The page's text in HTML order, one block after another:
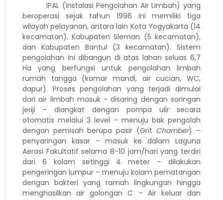
IPAL (Instalasi Pengolahan Air Limbah) yang
beroperasi sejak tahun 1996 ini memiliki tiga
wilayah pelayanan, antara lain Kota Yogyakarta (14
kecamatan), Kabupaten Sleman (5 kecamatan),
dan Kabupaten Bantul (3 kecamatan). Sistem
pengolahan ini dibangun di atas lahan seluas 6,7
Ha yang berfungsi untuk pengolahan limbah
rumah tangga (kamar mandi, air cucian, WC,
dapur). Proses pengolahan yang terjadi dimulai
dari air limbah masuk - disaring dengan saringan
jeriji - diangkat dengan pompa ulir secara
otomatis melalui 3 level - menuju bak pengolah
dengan pemisah berupa pasir (Grit Chamber) –
penyaringan kasar – masuk ke dalam Laguna
Aerasi Fakultatif selama 8-10 jam/hari yang terdiri
dari 6 kolam setinggi 4 meter – dilakukan
pengeringan lumpur – menuju kolam pematangan
dengan bakteri yang ramah lingkungan hingga
menghasilkan air golongan C – Air keluar dan